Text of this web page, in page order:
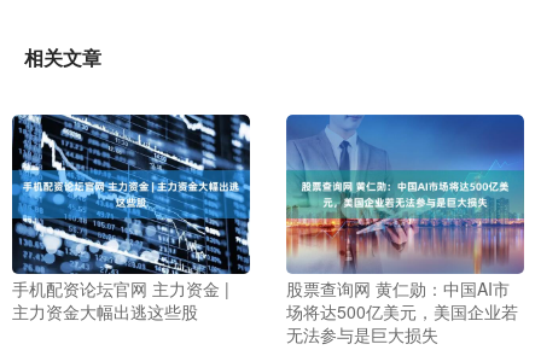
相关文章
手机配资论坛官网 主力资金 |
主力资金大幅出逃这些股
股票查询网 黄仁勋：中国AI市
场将达500亿美元，美国企业若
无法参与是巨大损失